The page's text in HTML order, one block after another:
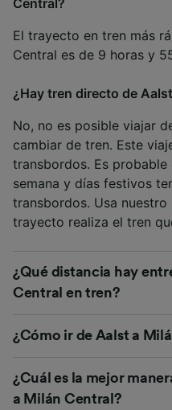
Central?
El trayecto en tren más
Central es de 9 horas y
¿Hay tren directo de
No, no es posible viajar
cambiar de tren. Este
transbordos. Es
semana y días festivos
transbordos. Usa
trayecto realiza el tren
¿Qué distancia hay
Central en tren?
¿Cómo ir de Aalst a
¿Cuál es la mejor
a Milán Central?